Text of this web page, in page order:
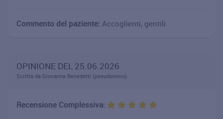
Commento del paziente: Accoglienti, gentili
OPINIONE DEL 25.06.2026
Scritta da Giovanna Benedetti (pseudonimo)
Recensione Complessiva: